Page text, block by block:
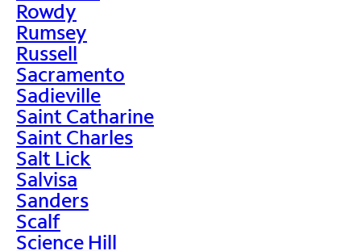
Rowdy
Rumsey
Russell
Sacramento
Sadieville
Saint Catharine
Saint Charles
Salt Lick
Salvisa
Sanders
Scalf
Science Hill